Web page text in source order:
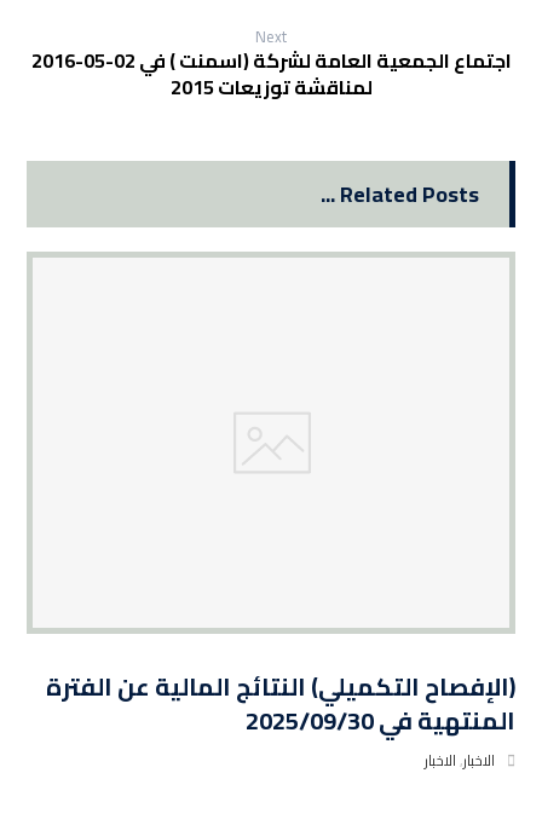
Next
اجتماع الجمعية العامة لشركة (اسمنت ) في 02-05-2016
لمناقشة توزيعات 2015
Related Posts ...
(الإفصاح التكميلي) النتائج المالية عن الفترة
المنتهية في 2025/09/30
الاخبار,الاخبار